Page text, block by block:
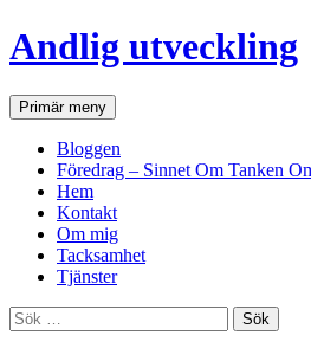
Andlig utveckling
SökPrimär meny Hoppa
till
innehåll
Bloggen
Föredrag – Sinnet Om Tanken
Hem
Kontakt
Om mig
Tacksamhet
Tjänster
Sök
efter: